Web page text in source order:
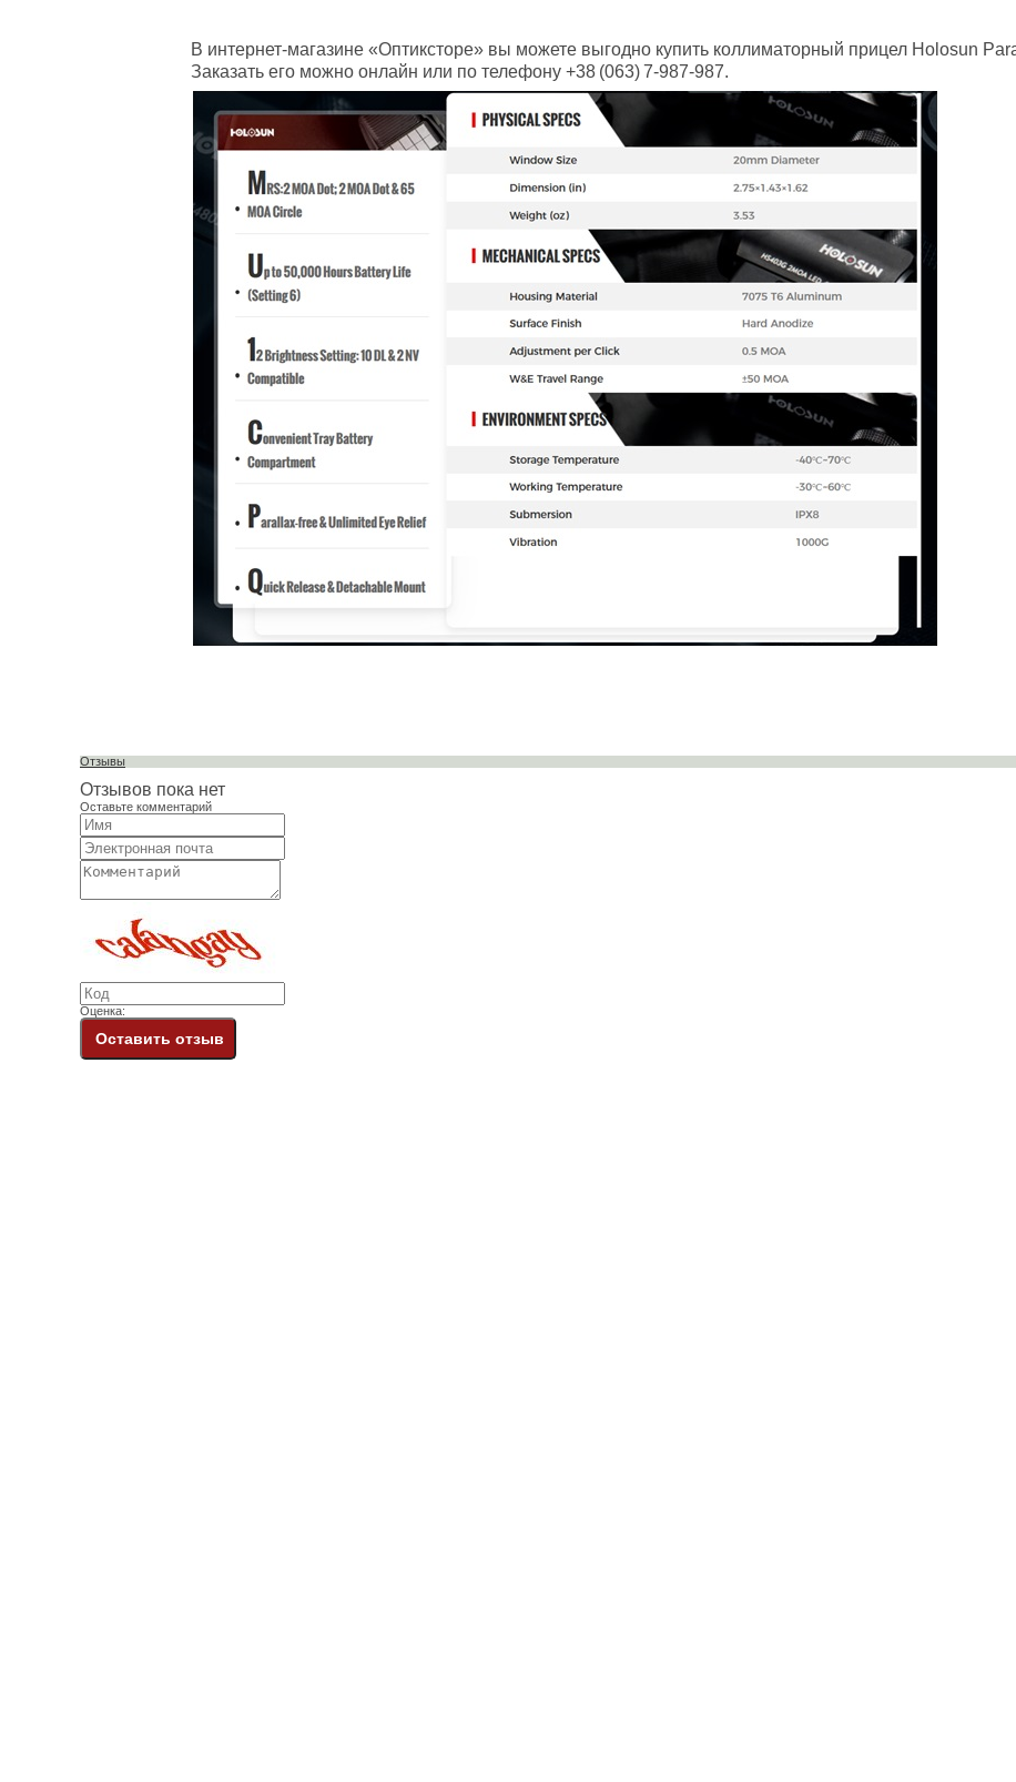
В интернет‑магазине «Оптиксторе» вы можете выгодно купить коллиматорный прицел Holosun
Заказать его можно онлайн или по телефону +38 (063) 7‑987‑987.
Отзывы
Отзывов пока нет
Оставьте комментарий
Оценка:
Оставить отзыв